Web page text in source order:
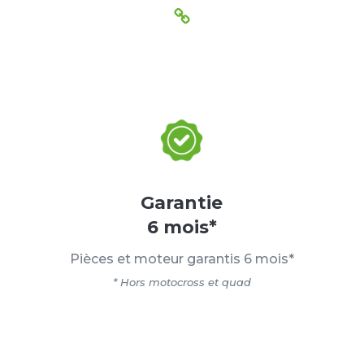
Garantie
6 mois*
Pièces et moteur garantis 6 mois*
* Hors motocross et quad